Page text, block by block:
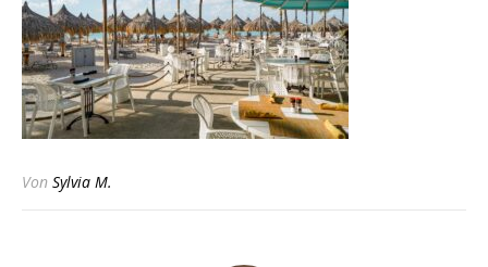
Von Sylvia M.